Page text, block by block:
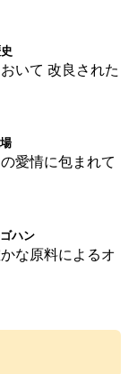
いて 改良された
愛情に包まれて
ハン
な原料によるオ